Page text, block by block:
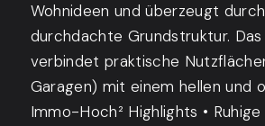
Wohnideen und überzeugt
durchdachte Grundstruktur.
verbindet praktische
Garagen) mit einem hellen und
Immo-Hoch² Highlights •